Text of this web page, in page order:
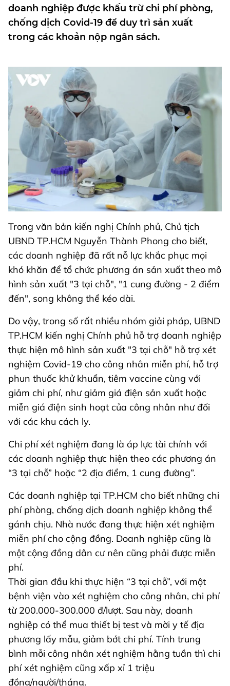
doanh nghiệp được khấu trừ chi phí phòng,
chống dịch Covid-19 để duy trì sản xuất
trong các khoản nộp ngân sách.
Trong văn bản kiến nghị Chính phủ, Chủ tịch
UBND TP.HCM Nguyễn Thành Phong cho biết,
các doanh nghiệp đã rất nỗ lực khắc phục mọi
khó khăn để tổ chức phương án sản xuất theo mô
hình sản xuất "3 tại chỗ", "1 cung đường - 2 điểm
đến", song không thể kéo dài.
Do vậy, trong số rất nhiều nhóm giải pháp, UBND
TP.HCM kiến nghị Chính phủ hỗ trợ doanh nghiệp
thực hiện mô hình sản xuất "3 tại chỗ" hỗ trợ xét
nghiệm Covid-19 cho công nhân miễn phí, hỗ trợ
phun thuốc khử khuẩn, tiêm vaccine cùng với
giảm chi phí, như giảm giá điện sản xuất hoặc
miễn giá điện sinh hoạt của công nhân như đối
với các khu cách ly.
Chi phí xét nghiệm đang là áp lực tài chính với
các doanh nghiệp thực hiện theo các phương án
“3 tại chỗ” hoặc “2 địa điểm, 1 cung đường”.
Các doanh nghiệp tại TP.HCM cho biết những chi
phí phòng, chống dịch doanh nghiệp không thể
gánh chịu. Nhà nước đang thực hiện xét nghiệm
miễn phí cho cộng đồng. Doanh nghiệp cũng là
một cộng đồng dân cư nên cũng phải được miễn
phí.
Thời gian đầu khi thực hiện “3 tại chỗ”, với một
bệnh viện vào xét nghiệm cho công nhân, chi phí
từ 200.000-300.000 đ/lượt. Sau này, doanh
nghiệp có thể mua thiết bị test và mời y tế địa
phương lấy mẫu, giảm bớt chi phí. Tính trung
bình mỗi công nhân xét nghiệm hằng tuần thì chi
phí xét nghiệm cũng xấp xỉ 1 triệu
đồng/người/tháng.